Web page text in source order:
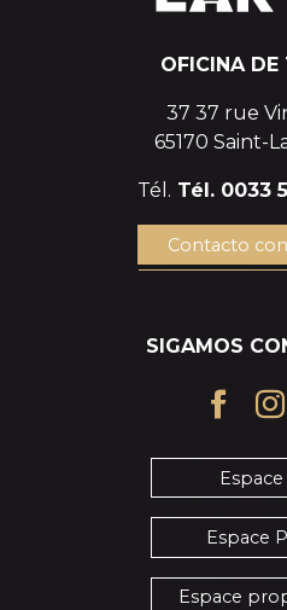
OFICINA DE
37 37 rue
65170 Saint-
Tél. Tél. 0033
Contacto
SIGAMOS
Espace
Espace